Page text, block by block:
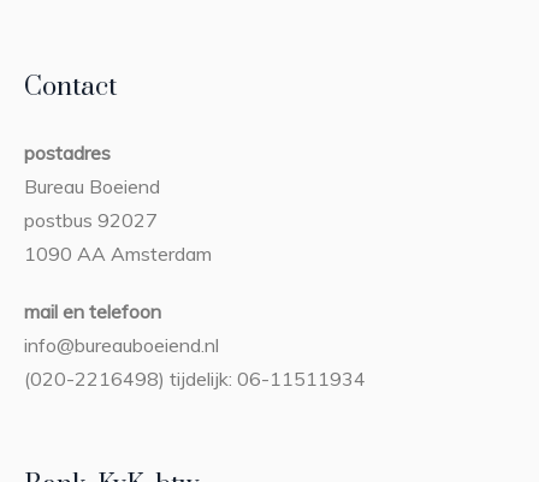
Contact
postadres
Bureau Boeiend
postbus 92027
1090 AA Amsterdam
mail en telefoon
info@bureauboeiend.nl
(020-2216498) tijdelijk: 06-11511934